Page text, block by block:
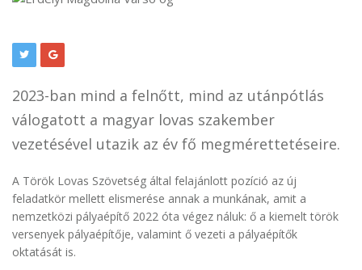
2023-ban mind a felnőtt, mind az utánpótlás
válogatott a magyar lovas szakember
vezetésével utazik az év fő megmérettetéseire.
A Török Lovas Szövetség által felajánlott pozíció az új
feladatkör mellett elismerése annak a munkának, amit a
nemzetközi pályaépítő 2022 óta végez náluk: ő a kiemelt török
versenyek pályaépítője, valamint ő vezeti a pályaépítők
oktatását is.